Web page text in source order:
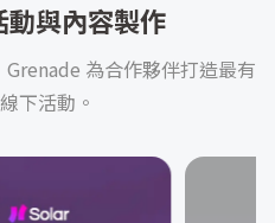
與內容製作
為合作夥伴打造最有
下活動。